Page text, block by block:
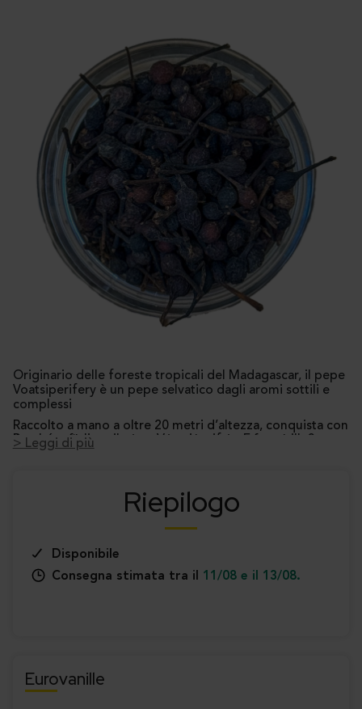
Originario delle foreste tropicali del Madagascar, il pepe
Voatsiperifery è un pepe selvatico dagli aromi sottili e
complessi
Raccolto a mano a oltre 20 metri d’altezza, conquista con
il suo profilo aromatico unico che unisce freschezza
legnosa, note agrumate e calore pepato. Una gemma per
Perché scegliere il pepe Voatsiperifery Eurovanille?
Aroma complesso:
legnoso, agrumato, floreale e
leggermente resinoso
Piccantezza moderata ma persistente:
per abbinamenti originali
Grani allungati con peduncolo:
raffinata
Formato da 250 g:adatto a laboratori e cucine
> Leggi di più
Riepilogo
Disponibile
Consegna stimata tra il 11/08 e il 13/08.
Eurovanille